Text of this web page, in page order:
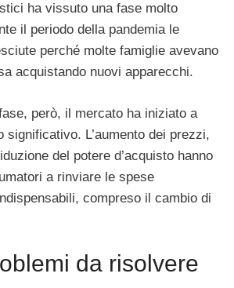
ha vissuto una fase molto
il periodo della pandemia le
perché molte famiglie avevano
acquistando nuovi apparecchi.
però, il mercato ha iniziato a
significativo. L’aumento dei prezzi,
del potere d’acquisto hanno
a rinviare le spese
compreso il cambio di
da risolvere